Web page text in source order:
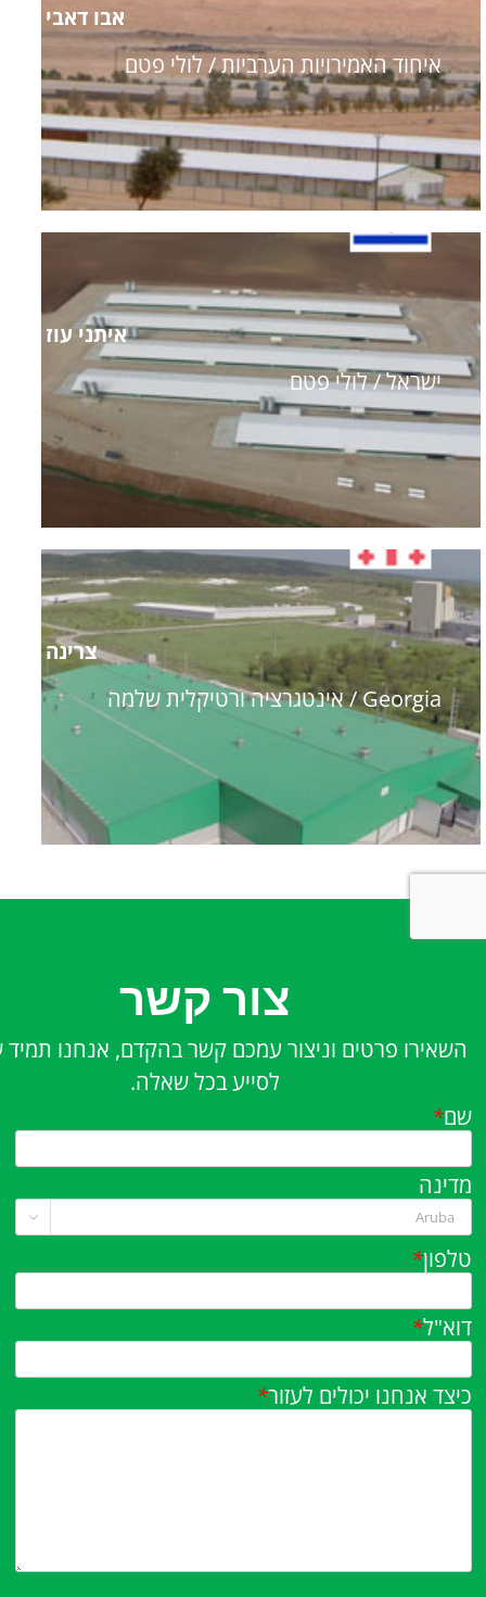
אבו דאבי
איחוד האמירויות הערביות / לולי פטם
איתני עוז
ישראל / לולי פטם
צרינה
Georgia / אינטגרציה ורטיקלית שלמה
צור קשר
השאירו פרטים וניצור עמכם קשר בהקדם, אנחנו
לסייע בכל שאלה.
דוא"ל*
טלפון*
מדינה

שם*
כיצד אנחנו יכולים לעזור*